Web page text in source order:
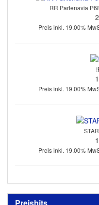
RR Partenavia
Preis inkl. 19.00%
Preis inkl. 19.00%
Preis inkl. 19.00%